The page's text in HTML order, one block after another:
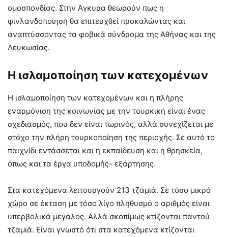
ομοσπονδίας. Στην Άγκυρα θεωρούν πως η
φινλανδοποίηση θα επιτευχθεί προκαλώντας και
αναπτύσσοντας τα φοβικά σύνδρομα της Αθήνας και της
Λευκωσίας.
Η ισλαμοποίηση των κατεχομένων
Η ισλαμοποίηση των κατεχομένων και η πλήρης
εναρμόνιση της κοινωνίας με την τουρκική είναι ένας
σχεδιασμός, που δεν είναι τωρινός, αλλά συνεχίζεται με
στόχο την πλήρη τουρκοποίηση της περιοχής. Σε αυτό το
παιχνίδι εντάσσεται και η εκπαίδευση και η θρησκεία,
όπως και τα έργα υποδομής- εξάρτησης.
Στα κατεχόμενα λειτουργούν 213 τζαμιά. Σε τόσο μικρό
χώρο σε έκταση με τόσο λίγο πληθυσμό ο αριθμός είναι
υπερβολικά μεγάλος. Αλλά σκοπίμως κτίζονται παντού
τζαμιά. Είναι γνωστό ότι στα κατεχόμενα κτίζονται